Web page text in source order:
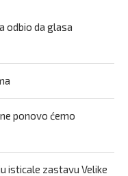
odbio da glasa
ponovo ćemo
isticale zastavu Velike